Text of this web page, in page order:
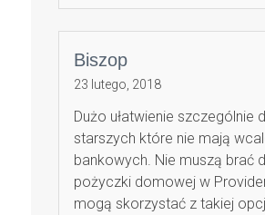
Biszop
23 lutego, 2018
Dużo ułatwienie szczególnie
starszych które nie mają
bankowych. Nie muszą brać
pożyczki domowej w
mogą skorzystać z takiej